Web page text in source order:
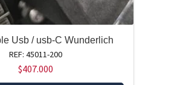
Usb / usb-C Wunderlich
REF: 45011-200
$407.000